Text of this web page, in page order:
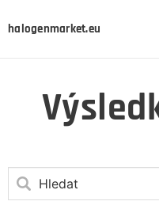
halogenmarket.eu